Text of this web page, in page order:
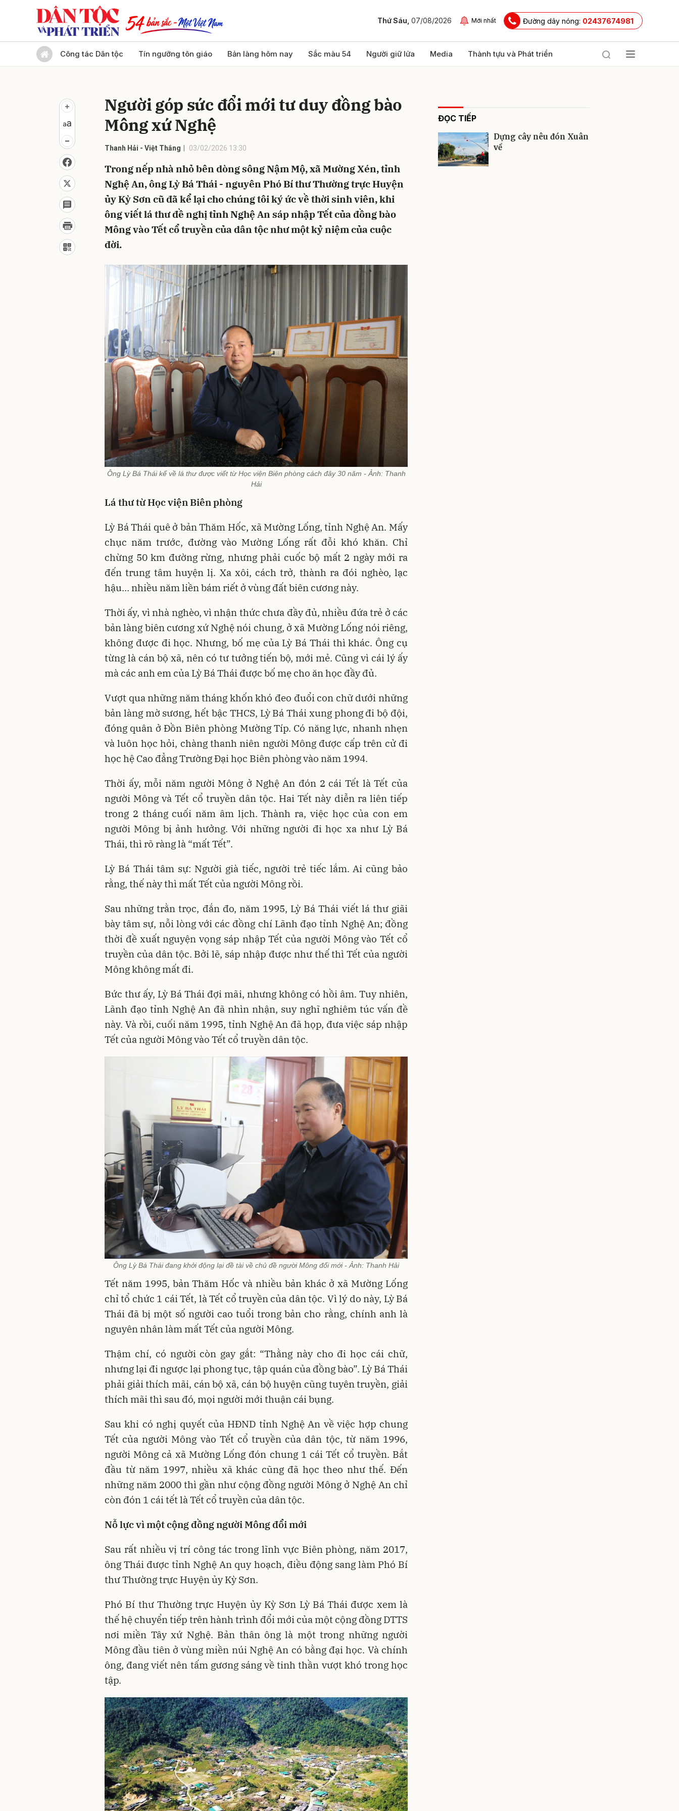
Thứ Sáu, 07/08/2026 Mới nhất Đường dây nóng: 02437674981
Công tác Dân tộc Tín ngưỡng tôn giáo Bản làng hôm nay Sắc màu 54 Người giữ lửa Media Thành tựu và Phát triển
Người góp sức đổi mới tư duy đồng bào
Mông xứ Nghệ
Thanh Hải - Việt Thắng 03/02/2026 13:30
Trong nếp nhà nhỏ bên dòng sông Nậm Mộ, xã Mường Xén, tỉnh
Nghệ An, ông Lỳ Bá Thái - nguyên Phó Bí thư Thường trực Huyện
ủy Kỳ Sơn cũ đã kể lại cho chúng tôi ký ức về thời sinh viên, khi
ông viết lá thư đề nghị tỉnh Nghệ An sáp nhập Tết của đồng bào
Mông vào Tết cổ truyền của dân tộc như một kỷ niệm của cuộc
đời.
Ông Lỳ Bá Thái kể về lá thư được viết từ Học viện Biên phòng cách đây 30 năm - Ảnh: Thanh
Hải
Lá thư từ Học viện Biên phòng
Lỳ Bá Thái quê ở bản Thăm Hốc, xã Mường Lống, tỉnh Nghệ An. Mấy
chục năm trước, đường vào Mường Lống rất đỗi khó khăn. Chỉ
chừng 50 km đường rừng, nhưng phải cuốc bộ mất 2 ngày mới ra
đến trung tâm huyện lị. Xa xôi, cách trở, thành ra đói nghèo, lạc
hậu… nhiều năm liền bám riết ở vùng đất biên cương này.
Thời ấy, vì nhà nghèo, vì nhận thức chưa đầy đủ, nhiều đứa trẻ ở các
bản làng biên cương xứ Nghệ nói chung, ở xã Mường Lống nói riêng,
không được đi học. Nhưng, bố mẹ của Lỳ Bá Thái thì khác. Ông cụ
từng là cán bộ xã, nên có tư tưởng tiến bộ, mới mẻ. Cũng vì cái lý ấy
mà các anh em của Lỳ Bá Thái được bố mẹ cho ăn học đầy đủ.
Vượt qua những năm tháng khốn khó đeo đuổi con chữ dưới những
bản làng mờ sương, hết bậc THCS, Lỳ Bá Thái xung phong đi bộ đội,
đóng quân ở Đồn Biên phòng Mường Típ. Có năng lực, nhanh nhẹn
và luôn học hỏi, chàng thanh niên người Mông được cấp trên cử đi
học hệ Cao đẳng Trường Đại học Biên phòng vào năm 1994.
Thời ấy, mỗi năm người Mông ở Nghệ An đón 2 cái Tết là Tết của
người Mông và Tết cổ truyền dân tộc. Hai Tết này diễn ra liên tiếp
trong 2 tháng cuối năm âm lịch. Thành ra, việc học của con em
người Mông bị ảnh hưởng. Với những người đi học xa như Lỳ Bá
Thái, thì rõ ràng là “mất Tết”.
Lỳ Bá Thái tâm sự: Người già tiếc, người trẻ tiếc lắm. Ai cũng bảo
rằng, thế này thì mất Tết của người Mông rồi.
Sau những trằn trọc, đắn đo, năm 1995, Lỳ Bá Thái viết lá thư giãi
bày tâm sự, nỗi lòng với các đồng chí Lãnh đạo tỉnh Nghệ An; đồng
thời đề xuất nguyện vọng sáp nhập Tết của người Mông vào Tết cổ
truyền của dân tộc. Bởi lẽ, sáp nhập được như thế thì Tết của người
Mông không mất đi.
Bức thư ấy, Lỳ Bá Thái đợi mãi, nhưng không có hồi âm. Tuy nhiên,
Lãnh đạo tỉnh Nghệ An đã nhìn nhận, suy nghĩ nghiêm túc vấn đề
này. Và rồi, cuối năm 1995, tỉnh Nghệ An đã họp, đưa việc sáp nhập
Tết của người Mông vào Tết cổ truyền dân tộc.
Ông Lỳ Bá Thái đang khởi động lại đề tài về chủ đề người Mông đổi mới - Ảnh: Thanh Hải
Tết năm 1995, bản Thăm Hốc và nhiều bản khác ở xã Mường Lống
chỉ tổ chức 1 cái Tết, là Tết cổ truyền của dân tộc. Vì lý do này, Lỳ Bá
Thái đã bị một số người cao tuổi trong bản cho rằng, chính anh là
nguyên nhân làm mất Tết của người Mông.
Thậm chí, có người còn gay gắt: “Thằng này cho đi học cái chữ,
nhưng lại đi ngược lại phong tục, tập quán của đồng bào”. Lỳ Bá Thái
phải giải thích mãi, cán bộ xã, cán bộ huyện cũng tuyên truyền, giải
thích mãi thì sau đó, mọi người mới thuận cái bụng.
Sau khi có nghị quyết của HĐND tỉnh Nghệ An về việc hợp chung
Tết của người Mông vào Tết cổ truyền của dân tộc, từ năm 1996,
người Mông cả xã Mường Lống đón chung 1 cái Tết cổ truyền. Bắt
đầu từ năm 1997, nhiều xã khác cũng đã học theo như thế. Đến
những năm 2000 thì gần như cộng đồng người Mông ở Nghệ An chỉ
còn đón 1 cái tết là Tết cổ truyền của dân tộc.
Nỗ lực vì một cộng đồng người Mông đổi mới
Sau rất nhiều vị trí công tác trong lĩnh vực Biên phòng, năm 2017,
ông Thái được tỉnh Nghệ An quy hoạch, điều động sang làm Phó Bí
thư Thường trực Huyện ủy Kỳ Sơn.
Phó Bí thư Thường trực Huyện ủy Kỳ Sơn Lỳ Bá Thái được xem là
thế hệ chuyển tiếp trên hành trình đổi mới của một cộng đồng DTTS
nơi miền Tây xứ Nghệ. Bản thân ông là một trong những người
Mông đầu tiên ở vùng miền núi Nghệ An có bằng đại học. Và chính
ông, đang viết nên tấm gương sáng về tinh thần vượt khó trong học
tập.
ĐỌC TIẾP
Dựng cây nêu đón Xuân
về
Gửi bình luận
Hủy Gửi